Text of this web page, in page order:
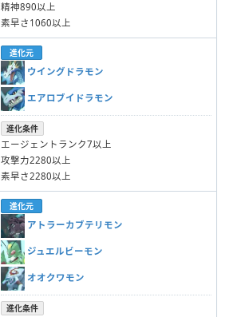
精神890以上
素早さ1060以上
進化元
ウイングドラモン
エアロブイドラモン
進化条件
エージェントランク7以上
攻撃力2280以上
素早さ2280以上
進化元
アトラーカブテリモン
ジュエルビーモン
オオクワモン
進化条件